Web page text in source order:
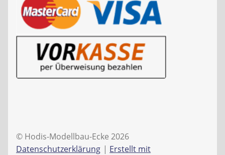
© Hodis-Modellbau-Ecke 2026
Datenschutzerklärung
Erstellt mit